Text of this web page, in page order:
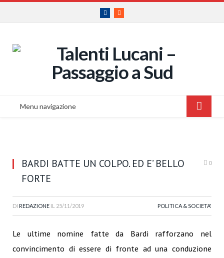
Facebook
RSS
Menu navigazione
BARDI BATTE UN COLPO. ED E’ BELLO
FORTE
0
DI REDAZIONE IL 25/11/2019 POLITICA & SOCIETA'
Le ultime nomine fatte da Bardi rafforzano nel
convincimento di essere di fronte ad una conduzione